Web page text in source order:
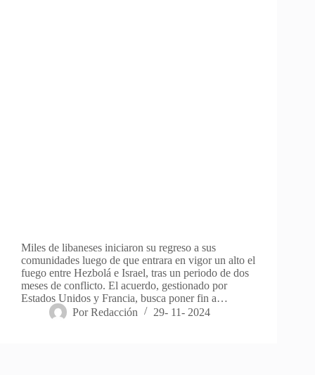
Miles de libaneses iniciaron su regreso a sus
comunidades luego de que entrara en vigor un alto el
fuego entre Hezbolá e Israel, tras un periodo de dos
meses de conflicto. El acuerdo, gestionado por
Estados Unidos y Francia, busca poner fin a…
Por Redacción 29- 11- 2024